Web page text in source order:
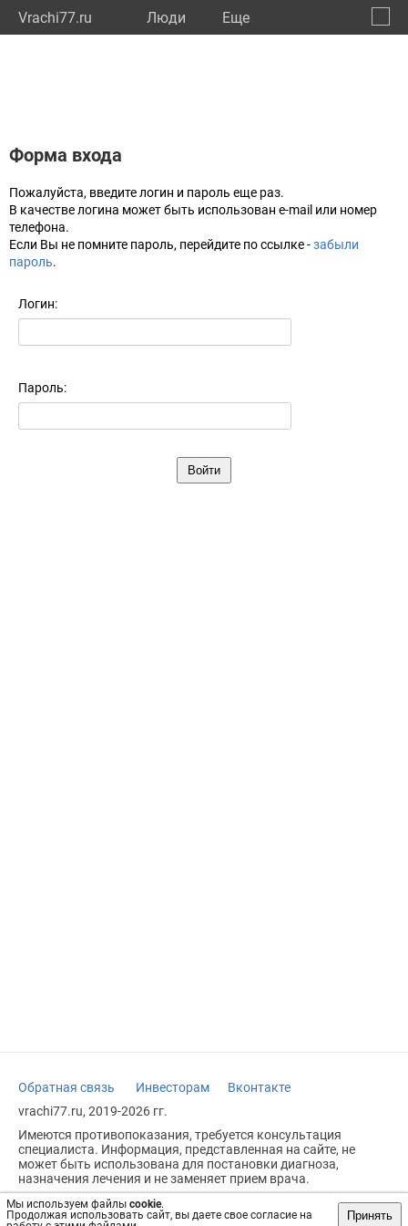
Vrachi77.ru Люди Eще
Мы используем файлы cookie.
Продолжая использовать сайт, вы даете свое согласие на
Принять
Форма входа
Пожалуйста, введите логин и пароль еще раз.
В качестве логина может быть использован e-mail или номер
телефона.
Если Вы не помните пароль, перейдите по ссылке -забыли
пароль.
Логин:
Пароль:
Обратная связь Инвесторам
Вконтакте
vrachi77.ru, 2019-2026 гг.
Имеются противопоказания, требуется консультация
специалиста. Информация, представленная на сайте, не
может быть использована для постановки диагноза,
назначения лечения и не заменяет прием врача.
Возрастное ограничение: 18+